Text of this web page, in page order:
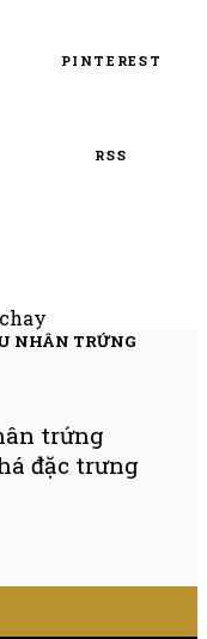
PINTEREST
RSS
NHÂN TRỨNG
trứng
đặc trưng